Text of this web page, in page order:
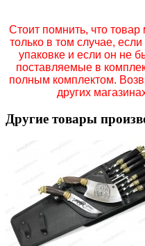
Стоит помнить, что
только в том случае,
упаковке и если он не
поставляемые в
полным комплектом.
других
Другие товары